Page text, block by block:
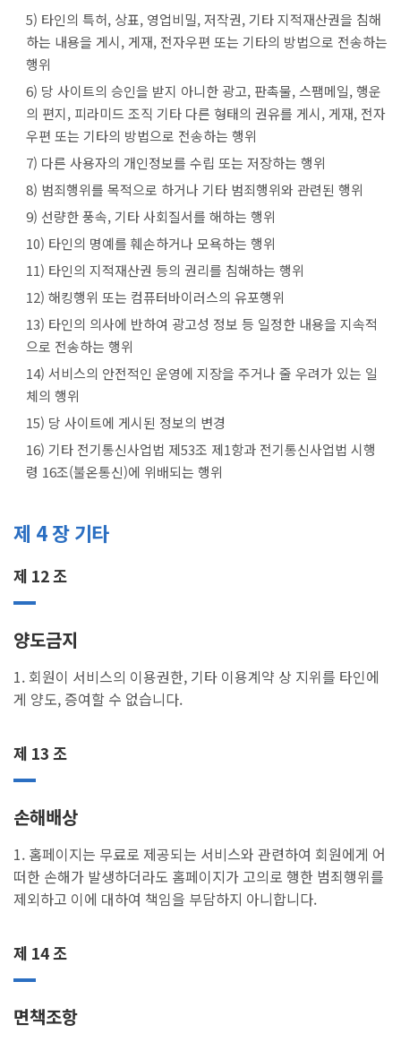
5) 타인의 특허, 상표, 영업비밀, 저작권, 기타 지적재산권을 침해
하는 내용을 게시, 게재, 전자우편 또는 기타의 방법으로 전송하는
행위
6) 당 사이트의 승인을 받지 아니한 광고, 판촉물, 스팸메일, 행운
의 편지, 피라미드 조직 기타 다른 형태의 권유를 게시, 게재, 전자
우편 또는 기타의 방법으로 전송하는 행위
7) 다른 사용자의 개인정보를 수립 또는 저장하는 행위
8) 범죄행위를 목적으로 하거나 기타 범죄행위와 관련된 행위
9) 선량한 풍속, 기타 사회질서를 해하는 행위
10) 타인의 명예를 훼손하거나 모욕하는 행위
11) 타인의 지적재산권 등의 권리를 침해하는 행위
12) 해킹행위 또는 컴퓨터바이러스의 유포행위
13) 타인의 의사에 반하여 광고성 정보 등 일정한 내용을 지속적
으로 전송하는 행위
14) 서비스의 안전적인 운영에 지장을 주거나 줄 우려가 있는 일
체의 행위
15) 당 사이트에 게시된 정보의 변경
16) 기타 전기통신사업법 제53조 제1항과 전기통신사업법 시행
령 16조(불온통신)에 위배되는 행위
제 4 장 기타
제 12 조
양도금지
1. 회원이 서비스의 이용권한, 기타 이용계약 상 지위를 타인에
게 양도, 증여할 수 없습니다.
제 13 조
손해배상
1. 홈페이지는 무료로 제공되는 서비스와 관련하여 회원에게 어
떠한 손해가 발생하더라도 홈페이지가 고의로 행한 범죄행위를
제외하고 이에 대하여 책임을 부담하지 아니합니다.
제 14 조
면책조항